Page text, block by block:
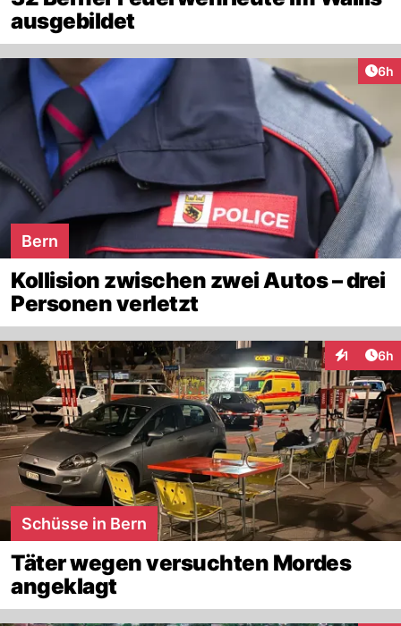
ausgebildet
6h
Bern
Kollision zwischen zwei Autos – drei
Personen verletzt
1 6h
Schüsse in Bern
Täter wegen versuchten Mordes
angeklagt